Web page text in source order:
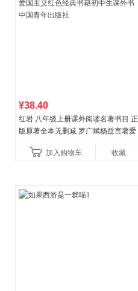
¥38.40
红岩 八年级上册课外阅读名著书目 正
版原著全本无删减 罗广斌杨益言著爱
国青年出版社加入购物车 收藏